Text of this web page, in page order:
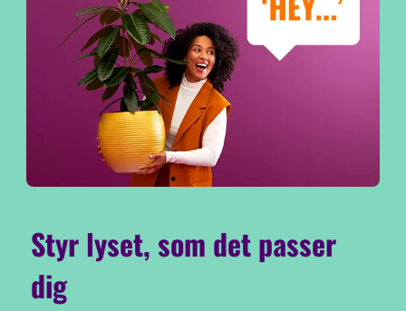
Styr lyset, som det passer
dig